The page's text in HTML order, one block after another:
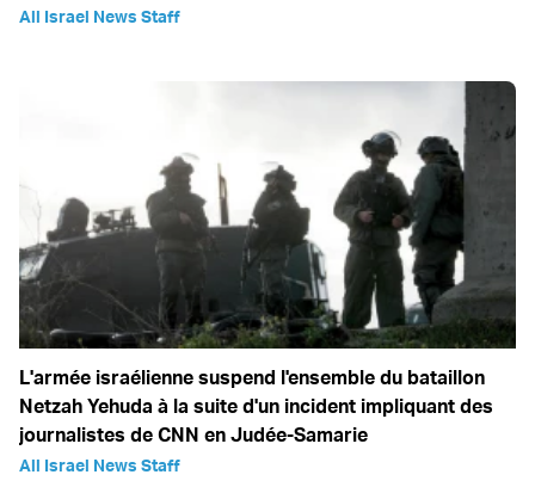
All Israel News Staff
L'armée israélienne suspend l'ensemble du bataillon
Netzah Yehuda à la suite d'un incident impliquant des
journalistes de CNN en Judée-Samarie
All Israel News Staff